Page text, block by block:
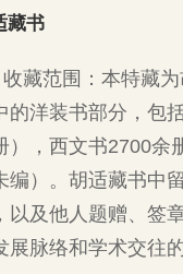
藏书
收藏范围：本特藏
的洋装书部分，包
），西文书2700余
编）。胡适藏书中
以及他人题赠、签
展脉络和学术交往